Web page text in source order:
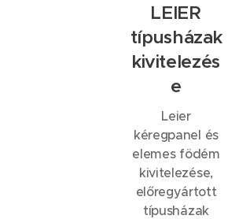
LEIER
típusházak
kivitelezés
e
Leier
kéregpanel és
elemes födém
kivitelezése,
előregyártott
típusházak